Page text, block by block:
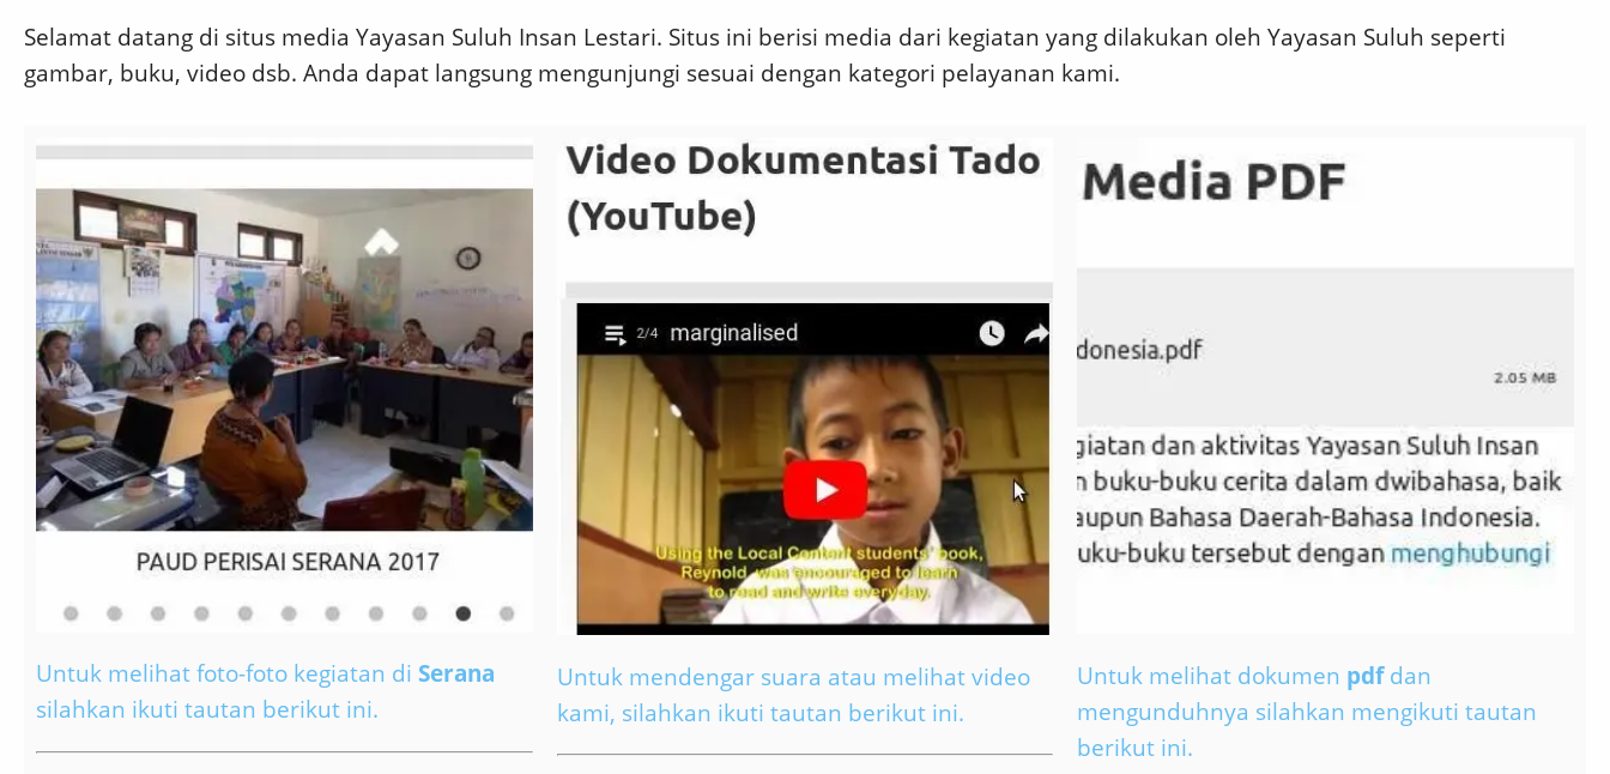
Selamat datang di situs media Yayasan Suluh Insan Lestari. Situs ini berisi media dari kegiatan yang dilakukan oleh Yayasan Suluh seperti
gambar, buku, video dsb. Anda dapat langsung mengunjungi sesuai dengan kategori pelayanan kami.
Untuk melihat foto-foto kegiatan di Serana
silahkan ikuti tautan berikut ini.
Untuk mendengar suara atau melihat video
kami, silahkan ikuti tautan berikut ini.
Untuk melihat dokumen pdfdan
mengunduhnya silahkan mengikuti tautan
berikut ini.